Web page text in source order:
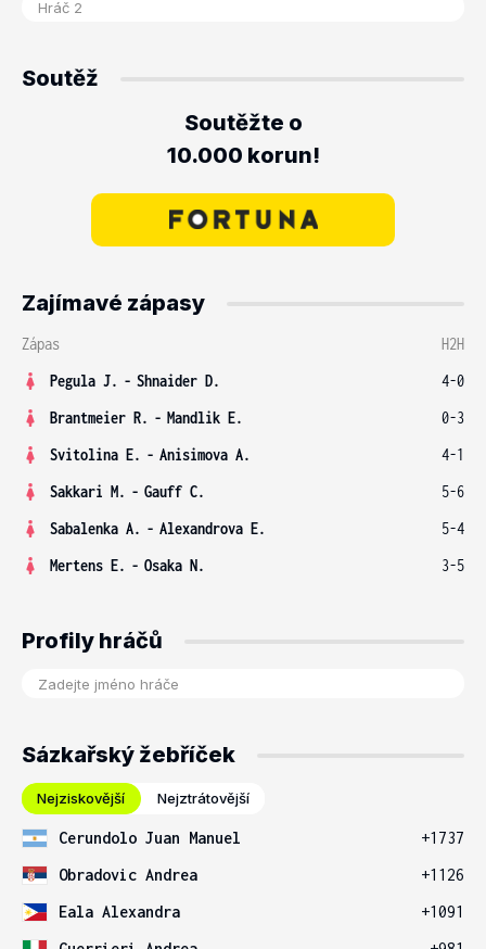
Soutěž
Soutěžte o
10.000 korun!
Zajímavé zápasy
Zápas
H2H
Pegula J. - Shnaider D.
4-0
Brantmeier R. - Mandlik E.
0-3
Svitolina E. - Anisimova A.
4-1
Sakkari M. - Gauff C.
5-6
Sabalenka A. - Alexandrova E.
5-4
Mertens E. - Osaka N. 3-5
Profily hráčů
Sázkařský žebříček
Nejziskovější Nejztrátovější
Cerundolo Juan Manuel
+1737
Obradovic Andrea
+1126
Eala Alexandra
+1091